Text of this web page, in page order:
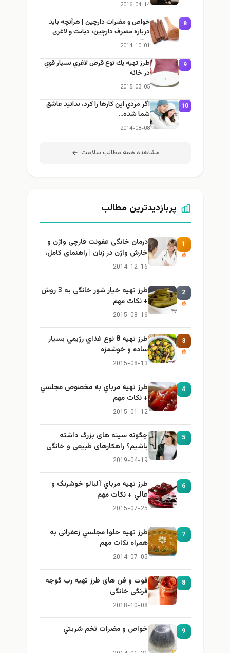
2016-04-14
8
خواص و مضرات دارچین | هرآنچه باید
درباره مصرف دارچین، دیابت و لاغری
بدانید
2014-10-01
9
طرز تهيه يك نوع قرص لاغري بسيار قوي
در خانه
2015-03-05
10
اگر مردي اين كارها را كرد، بدانيد عاشق
شما شده…
2014-08-08
مشاهده همه مطالب سلامت
پربازدیدترین مطالب
1
درمان خانگی عفونت قارچی واژن و
خارش واژن در زنان | راهنمای کامل،
ایمن و کاربردی
2014-12-16
2
طرز تهيه خیار شور خانگي به 3 روش
+ نكات مهم
2015-08-16
3
طرز تهيه 8 نوع غذاي رژيمي بسيار
ساده و خوشمزه
2015-08-13
4
طرز تهيه مرباي به مخصوص مجلسي
+ نكات مهم
2015-01-12
5
چگونه سینه های بزرگ داشته
باشیم؟ راهکارهای طبیعی و خانگی
برای بزرگ کردن سینه
2019-04-19
6
طرز تهيه مرباي آلبالو خوشرنگ و
عالي + نكات مهم
2015-07-25
7
طرز تهيه حلوا مجلسي زعفراني به
همراه نكات مهم
2014-07-05
8
فوت و فن های طرز تهیه رب گوجه
فرنگی خانگی
2018-10-08
9 خواص و مضرات تخم شربتي